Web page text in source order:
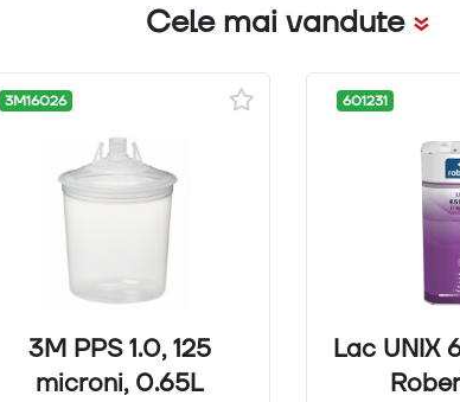
Cele mai vandute
3M PPS 1.0, 125
microni, 0.65L
3M16026
Lac UNIX
601231